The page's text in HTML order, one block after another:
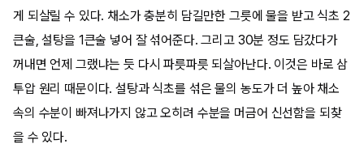
게 되살릴 수 있다. 채소가 충분히 담길만한 그릇에 물을 받고 식초 2
큰술, 설탕을 1큰술 넣어 잘 섞어준다. 그리고 30분 정도 담갔다가
꺼내면 언제 그랬냐는 듯 다시 파릇파릇 되살아난다. 이것은 바로 삼
투압 원리 때문이다. 설탕과 식초를 섞은 물의 농도가 더 높아 채소
속의 수분이 빠져나가지 않고 오히려 수분을 머금어 신선함을 되찾
을 수 있다.